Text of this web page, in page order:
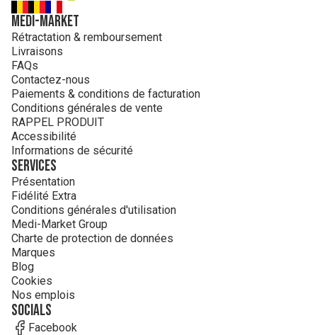
MEDI-MARKET
Rétractation & remboursement
Livraisons
FAQs
Contactez-nous
Paiements & conditions de facturation
Conditions générales de vente
RAPPEL PRODUIT
Accessibilité
Informations de sécurité
Services
Présentation
Fidélité Extra
Conditions générales d'utilisation
Medi-Market Group
Charte de protection de données
Marques
Blog
Cookies
Nos emplois
Socials
Facebook